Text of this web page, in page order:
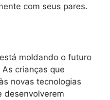
com seus pares.
moldando o futuro
crianças que
novas tecnologias
desenvolverem